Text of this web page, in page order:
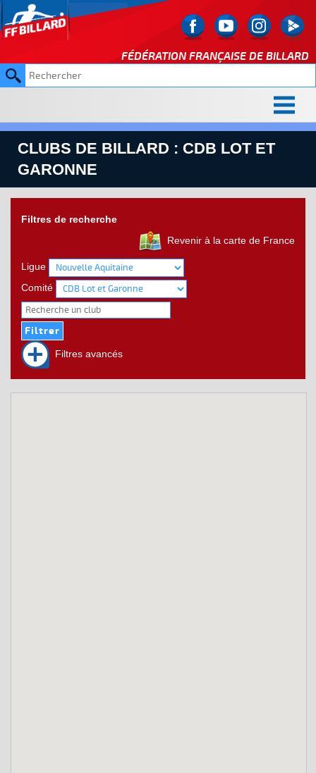
FÉDÉRATION FRANÇAISE DE BILLARD
CLUBS DE BILLARD : CDB LOT ET
GARONNE
Filtres de recherche
Revenir à la carte de France
Ligue
Comité
Filtres avancés